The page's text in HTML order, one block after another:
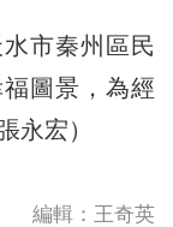
市秦州區民
圖景，為經
永宏）
編輯：王奇英